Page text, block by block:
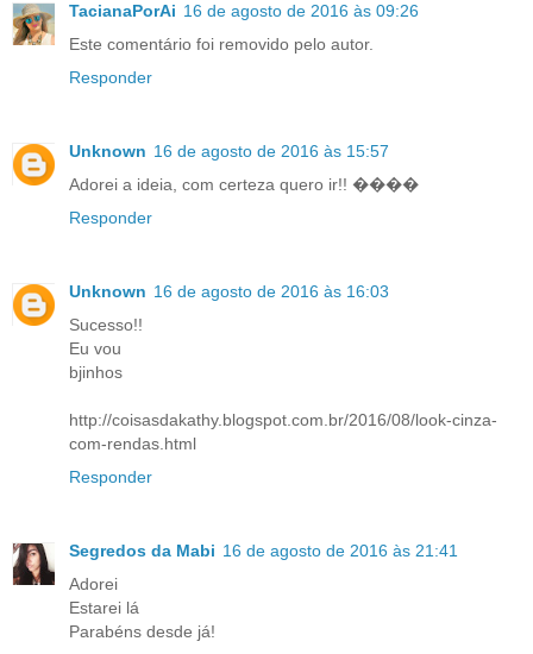
TacianaPorAi 16 de agosto de 2016 às 09:26
Este comentário foi removido pelo autor.
Responder
Unknown 16 de agosto de 2016 às 15:57
Adorei a ideia, com certeza quero ir!! ����
Responder
Unknown 16 de agosto de 2016 às 16:03
Sucesso!!
Eu vou
bjinhos
http://coisasdakathy.blogspot.com.br/2016/08/look-cinza-
com-rendas.html
Responder
Segredos da Mabi 16 de agosto de 2016 às 21:41
Adorei
Estarei lá
Parabéns desde já!